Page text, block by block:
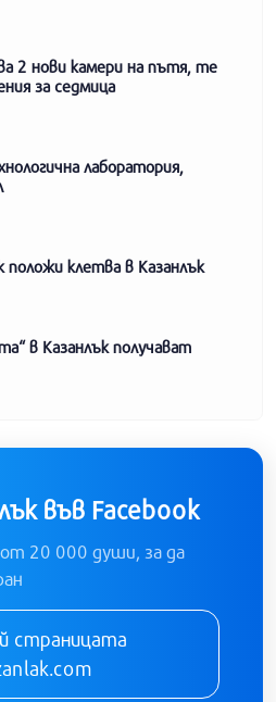
2 нови камери на пътя, те
за седмица
лаборатория,
клетва в Казанлък
в Казанлък получават
във Facebook
20 000 души, за да
страницата